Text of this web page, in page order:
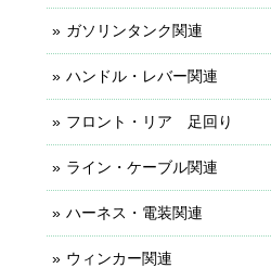
ガソリンタンク関連
ハンドル・レバー関連
フロント・リア 足回り
ライン・ケーブル関連
ハーネス・電装関連
ウィンカー関連